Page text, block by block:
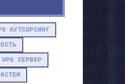
АУТСОРСИНГ
VPS СЕРВЕР